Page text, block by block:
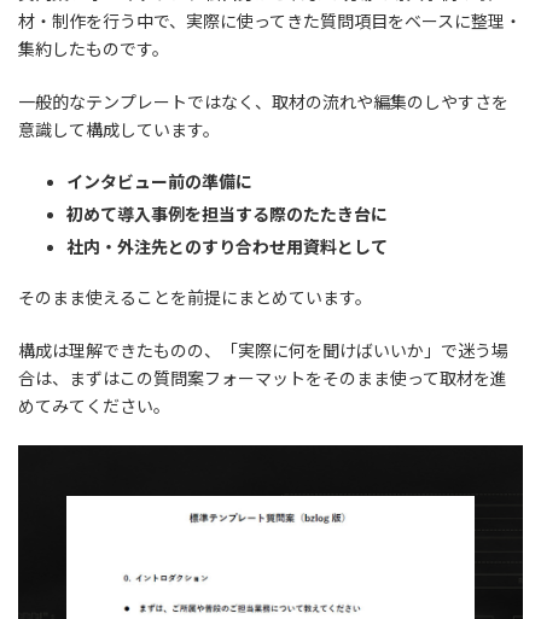
材・制作を行う中で、実際に使ってきた質問項目をベースに整理・
集約したものです。
一般的なテンプレートではなく、取材の流れや編集のしやすさを
意識して構成しています。
インタビュー前の準備に
初めて導入事例を担当する際のたたき台に
社内・外注先とのすり合わせ用資料として
そのまま使えることを前提にまとめています。
構成は理解できたものの、「実際に何を聞けばいいか」で迷う場
合は、まずはこの質問案フォーマットをそのまま使って取材を進
めてみてください。